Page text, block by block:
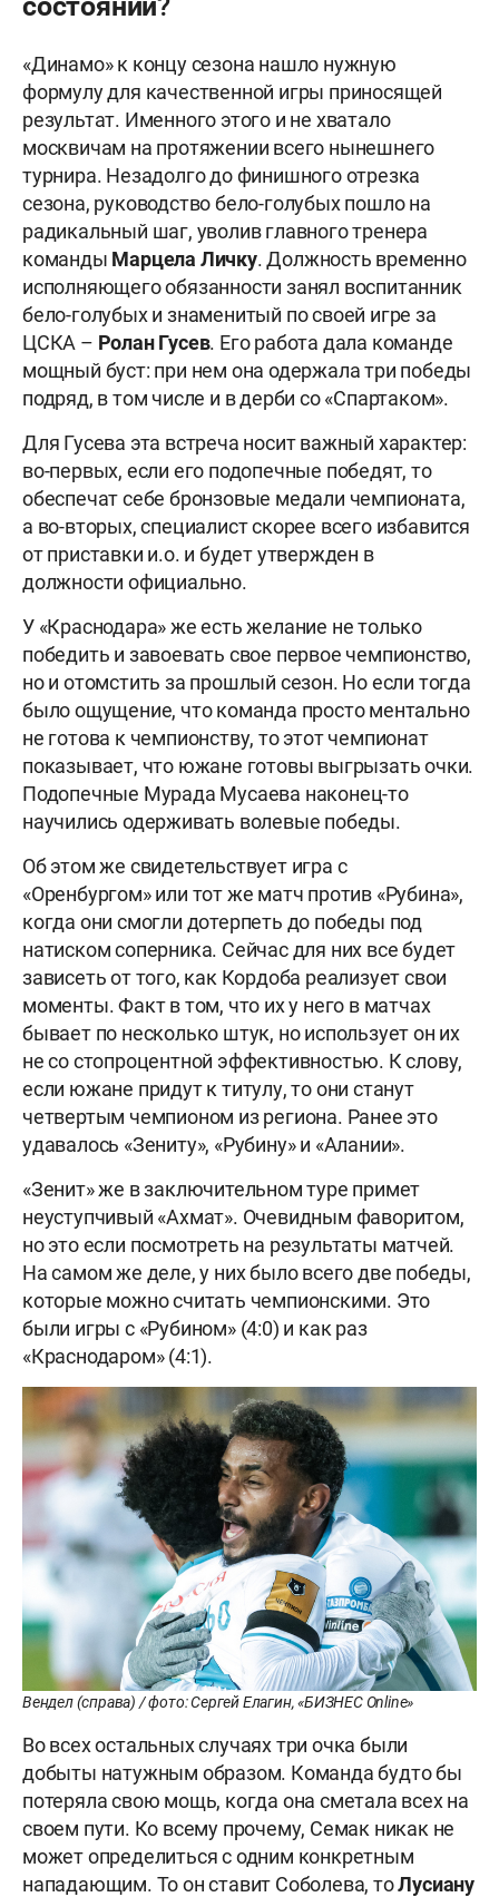
«Динамо» к концу сезона нашло нужную
формулу для качественной игры приносящей
результат. Именного этого и не хватало
москвичам на протяжении всего нынешнего
турнира. Незадолго до финишного отрезка
сезона, руководство бело-голубых пошло на
радикальный шаг, уволив главного тренера
команды Марцела Личку. Должность временно
исполняющего обязанности занял воспитанник
бело-голубых и знаменитый по своей игре за
ЦСКА – Ролан Гусев. Его работа дала команде
мощный буст: при нем она одержала три победы
подряд, в том числе и в дерби со «Спартаком».
Для Гусева эта встреча носит важный характер:
во-первых, если его подопечные победят, то
обеспечат себе бронзовые медали чемпионата,
а во-вторых, специалист скорее всего избавится
от приставки и.о. и будет утвержден в
должности официально.
У «Краснодара» же есть желание не только
победить и завоевать свое первое чемпионство,
но и отомстить за прошлый сезон. Но если тогда
было ощущение, что команда просто ментально
не готова к чемпионству, то этот чемпионат
показывает, что южане готовы выгрызать очки.
Подопечные Мурада Мусаева наконец-то
научились одерживать волевые победы.
Об этом же свидетельствует игра с
«Оренбургом» или тот же матч против «Рубина»,
когда они смогли дотерпеть до победы под
натиском соперника. Сейчас для них все будет
зависеть от того, как Кордоба реализует свои
моменты. Факт в том, что их у него в матчах
бывает по несколько штук, но использует он их
не со стопроцентной эффективностью. К слову,
если южане придут к титулу, то они станут
четвертым чемпионом из региона. Ранее это
удавалось «Зениту», «Рубину» и «Алании».
«Зенит» же в заключительном туре примет
неуступчивый «Ахмат». Очевидным фаворитом,
но это если посмотреть на результаты матчей.
На самом же деле, у них было всего две победы,
которые можно считать чемпионскими. Это
были игры с «Рубином» (4:0) и как раз
«Краснодаром» (4:1).
Вендел (справа) / фото: Сергей Елагин, «БИЗНЕС Online»
Во всех остальных случаях три очка были
добыты натужным образом. Команда будто бы
потеряла свою мощь, когда она сметала всех на
своем пути. Ко всему прочему, Семак никак не
может определиться с одним конкретным
нападающим. То он ставит Соболева, тоЛусиану